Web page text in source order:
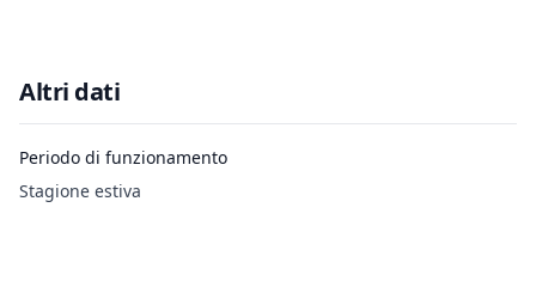
Altri dati
Periodo di funzionamento
Stagione estiva